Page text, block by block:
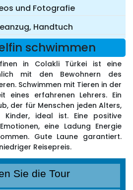
und Fotografie
Handtuch
schwimmen
in Colakli Türkei ist eine
mit den Bewohnern des
Schwimmen mit Tieren in der
eines erfahrenen Lehrers. Ein
der für Menschen jeden Alters,
Kinder, ideal ist. Eine positive
eine Ladung Energie
Gute Laune garantiert.
Reisepreis.
Sie die Tour